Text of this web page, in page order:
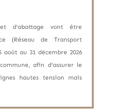
d'abattage vont être
(Réseau de Transport
au 31 décembre 2026
afin d'assurer le
hautes tension mais